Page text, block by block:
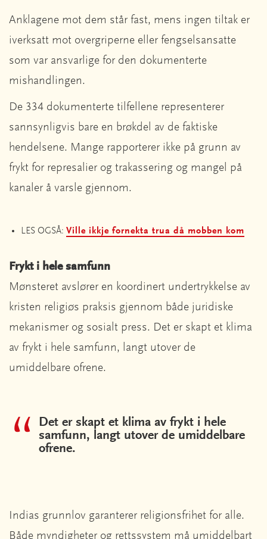
Anklagene mot dem står fast, mens ingen tiltak er
iverksatt mot overgriperne eller fengselsansatte
som var ansvarlige for den dokumenterte
mishandlingen.
De 334 dokumenterte tilfellene representerer
sannsynligvis bare en brøkdel av de faktiske
hendelsene. Mange rapporterer ikke på grunn av
frykt for represalier og trakassering og mangel på
kanaler å varsle gjennom.
LES OGSÅ: Ville ikkje fornekta trua då mobben kom
Frykt i hele samfunn
Mønsteret avslører en koordinert undertrykkelse av
kristen religiøs praksis gjennom både juridiske
mekanismer og sosialt press. Det er skapt et klima
av frykt i hele samfunn, langt utover de
umiddelbare ofrene.
Det er skapt et klima av frykt i hele
samfunn, langt utover de umiddelbare
ofrene.
Indias grunnlov garanterer religionsfrihet for alle.
Både myndigheter og rettssystem må umiddelbart